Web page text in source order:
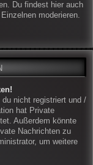
Du findest hier auch
moderieren.
du nicht registriert und /
hat Private
Außerdem könnte
Nachrichten zu
um weitere